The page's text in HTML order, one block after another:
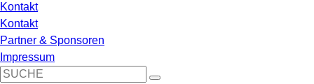
Kontakt
Kontakt
Partner & Sponsoren
Impressum